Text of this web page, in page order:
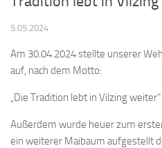
5.05.2024
Am 30.04.2024 stellte unserer
auf, nach dem Motto:
„Die Tradition lebt in Vilzing weiter“
Außerdem wurde heuer zum
ein weiterer Maibaum aufgestellt